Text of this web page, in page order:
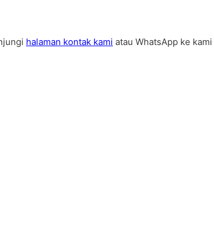
halaman kontak kami atau WhatsApp ke kami